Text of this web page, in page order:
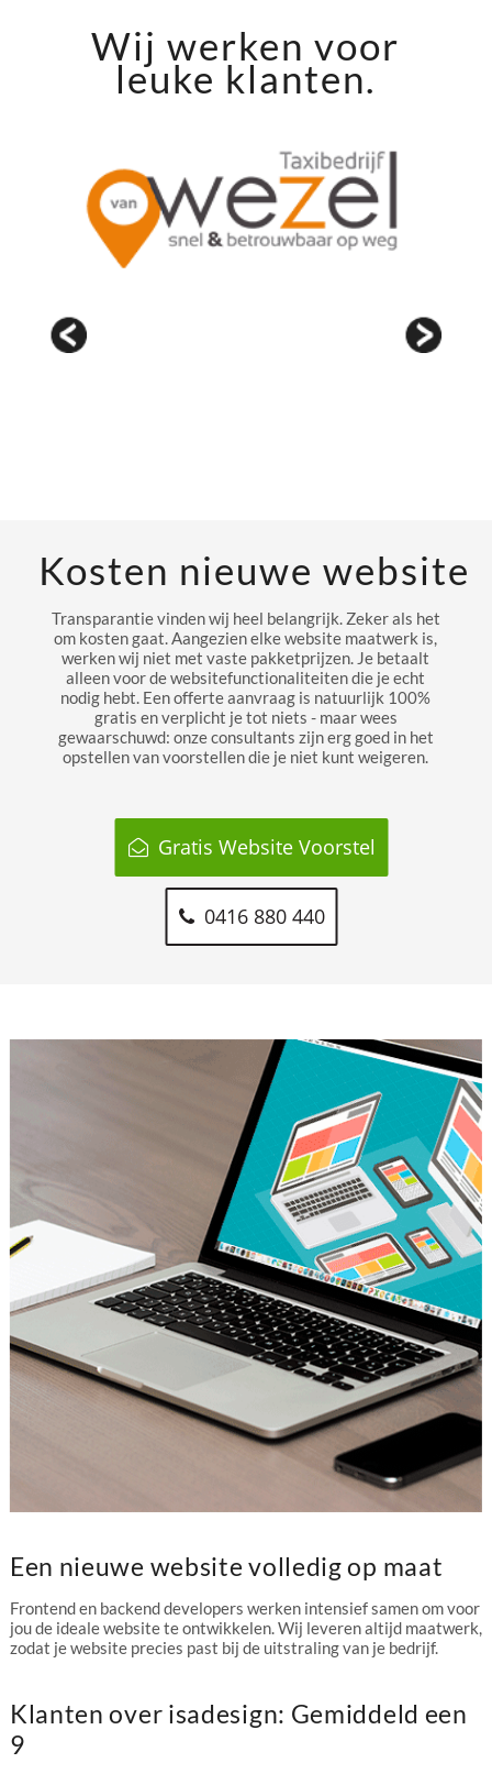
Wij werken voor
leuke klanten.
Kosten nieuwe website
Transparantie vinden wij heel belangrijk. Zeker als het
om kosten gaat. Aangezien elke website maatwerk is,
werken wij niet met vaste pakketprijzen. Je betaalt
alleen voor de websitefunctionaliteiten die je echt
nodig hebt. Een offerte aanvraag is natuurlijk 100%
gratis en verplicht je tot niets - maar wees
gewaarschuwd: onze consultants zijn erg goed in het
opstellen van voorstellen die je niet kunt weigeren.
Gratis Website Voorstel
0416 880 440
Een nieuwe website volledig op maat
Frontend en backend developers werken intensief samen om voor
jou de ideale website te ontwikkelen. Wij leveren altijd maatwerk,
zodat je website precies past bij de uitstraling van je bedrijf.
Klanten over isadesign: Gemiddeld een
9